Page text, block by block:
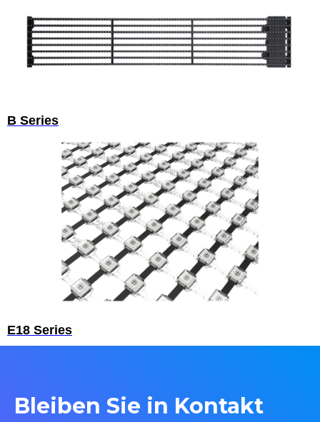
B Series
E18 Series
Bleiben Sie in Kontakt